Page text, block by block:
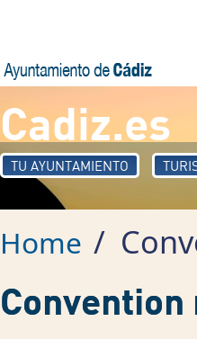
Cadiz.es
TU AYUNTAMIENTO
Home /
Convention